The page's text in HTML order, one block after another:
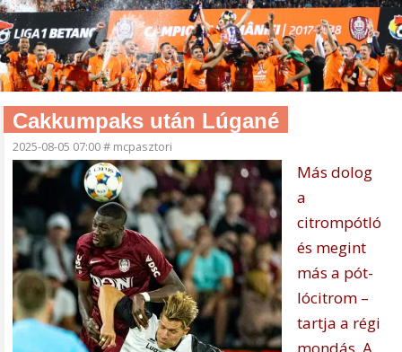
Cakkumpaks után Lúgané
2025-08-05 07:00# mcpasztori
Más dolog
a
citrompótló
és megint
más a pót-
lócitrom –
tartja a régi